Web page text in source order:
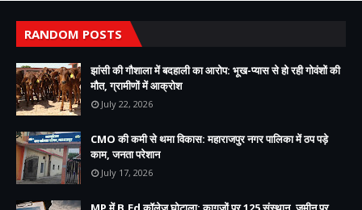
RANDOM POSTS
झांसी की गौशाला में बदहाली का आरोप: भूख-प्यास से हो रही गोवंशों की
मौत, ग्रामीणों में आक्रोश
July 22, 2026
CMO की कमी से थमा विकास: महाराजपुर नगर पालिका में ठप पड़े
काम, जनता परेशान
July 17, 2026